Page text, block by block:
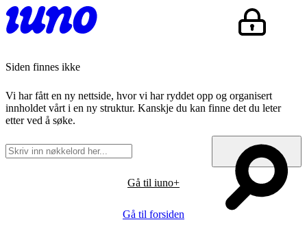
Siden finnes ikke
Vi har fått en ny nettside, hvor vi har ryddet opp og organisert
innholdet vårt i en ny struktur. Kanskje du kan finne det du leter
etter ved å søke.
Gå til iuno+
Gå til forsiden